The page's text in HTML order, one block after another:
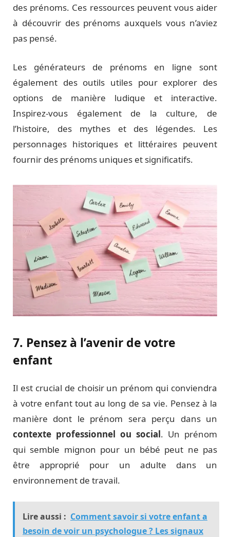
des prénoms. Ces ressources peuvent vous aider
à découvrir des prénoms auxquels vous n’aviez
pas pensé.
Les générateurs de prénoms en ligne sont
également des outils utiles pour explorer des
options de manière ludique et interactive.
Inspirez-vous également de la culture, de
l’histoire, des mythes et des légendes. Les
personnages historiques et littéraires peuvent
fournir des prénoms uniques et significatifs.
7. Pensez à l’avenir de votre
enfant
Il est crucial de choisir un prénom qui conviendra
à votre enfant tout au long de sa vie. Pensez à la
manière dont le prénom sera perçu dans un
contexte professionnel ou social. Un prénom
qui semble mignon pour un bébé peut ne pas
être approprié pour un adulte dans un
environnement de travail.
Lire aussi : Comment savoir si votre enfant a
besoin de voir un psychologue ? Les signaux